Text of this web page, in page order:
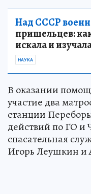
Над СССР
пришельцев:
искала и
НАУКА
В оказании
участие два
станции
действий по ГО
спасательная
Игорь Леушкин и